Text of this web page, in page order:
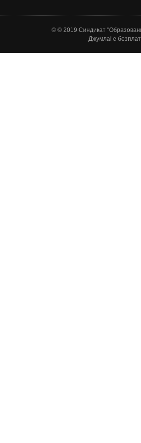
© © 2019 Синдикат
Джумла! е